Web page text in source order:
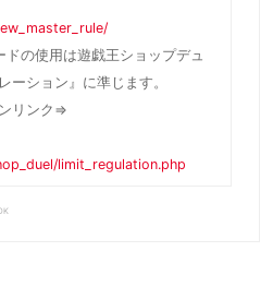
の使用は遊戯王ショップデュ
ーション』に準じます。
リンク⇒
limit_regulation.php